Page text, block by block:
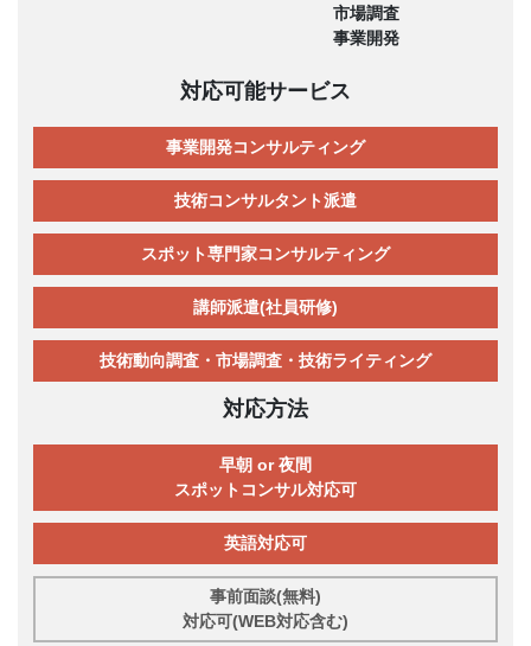
市場調査
事業開発
対応可能サービス
事業開発コンサルティング
技術コンサルタント派遣
スポット専門家コンサルティング
講師派遣(社員研修)
技術動向調査・市場調査・技術ライティング
対応方法
早朝 or 夜間
スポットコンサル対応可
英語対応可
事前面談(無料)
対応可(WEB対応含む)